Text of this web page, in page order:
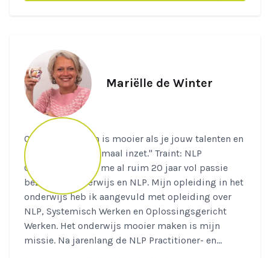
Mariëlle de Winter
Quote: “Het leven is mooier als je jouw talenten en
hulpbronnen optimaal inzet." Traint: NLP
Onderwijs Ik hou me al ruim 20 jaar vol passie
bezig met onderwijs en NLP. Mijn opleiding in het
onderwijs heb ik aangevuld met opleiding over
NLP, Systemisch Werken en Oplossingsgericht
Werken. Het onderwijs mooier maken is mijn
missie. Na jarenlang de NLP Practitioner- en...